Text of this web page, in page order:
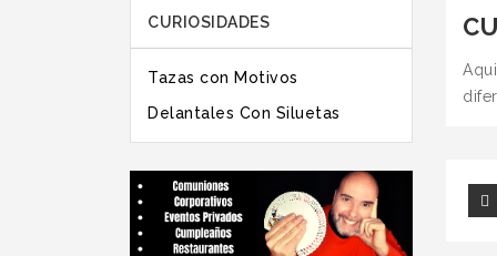
CURIOSIDADES
Tazas con Motivos
Delantales Con Siluetas